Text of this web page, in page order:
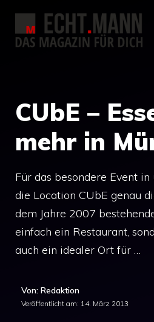
Inhalt
springen
CUbE –
mehr in
Für das besondere Event
die Location CUbE genau
dem Jahre 2007
einfach ein Restaurant,
auch ein idealer Ort für …
Von: Redaktion
Veröffentlicht am: 14. März 2013